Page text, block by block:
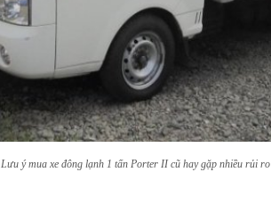
Lưu ý mua xe đông lạnh 1 tấn Porter II cũ hay gặp nhiều rủi ro